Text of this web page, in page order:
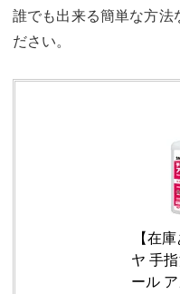
誰でも出来る簡単な方法
ださい。
【在
ヤ 手
ール